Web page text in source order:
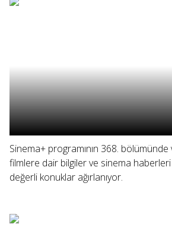
Sinema+ programının 368.
filmlere dair bilgiler ve sinema
değerli konuklar ağırlanıyor.